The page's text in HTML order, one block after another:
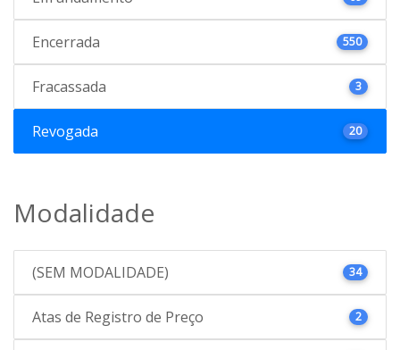
Encerrada 550
Fracassada 3
Revogada 20
Modalidade
(SEM MODALIDADE) 34
Atas de Registro de Preço 2